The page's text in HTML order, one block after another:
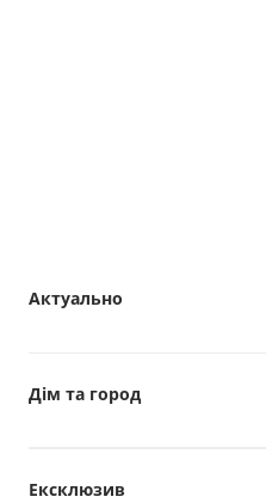
Актуально
Дім та город
Ексклюзив